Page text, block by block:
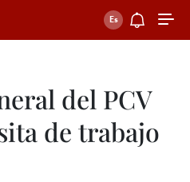
del PCV
de trabajo